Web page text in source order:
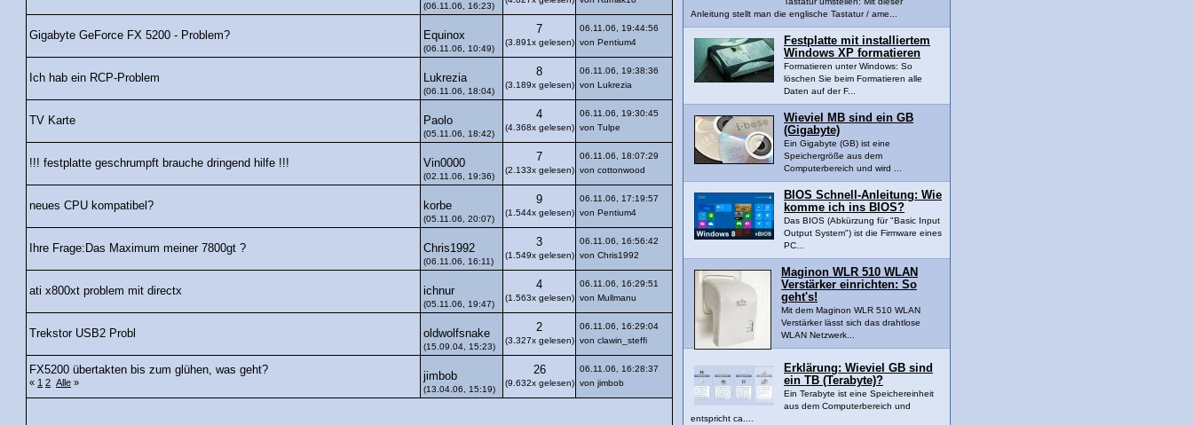
(06.11.06, 16:23)
Gigabyte GeForce FX 5200 - Problem? Equinox
(06.11.06, 10:49)
7
(3.891x gelesen)
06.11.06, 19:44:56
von Pentium4
Ich hab ein RCP-Problem Lukrezia
(06.11.06, 18:04)
8
(3.189x gelesen)
06.11.06, 19:38:36
von Lukrezia
TV Karte Paolo
(05.11.06, 18:42)
4
(4.368x gelesen)
06.11.06, 19:30:45
von Tulpe
!!! festplatte geschrumpft brauche dringend hilfe !!! Vin0000
(02.11.06, 19:36)
7
(2.133x gelesen)
06.11.06, 18:07:29
von cottonwood
neues CPU kompatibel? korbe
(05.11.06, 20:07)
9
(1.544x gelesen)
06.11.06, 17:19:57
von Pentium4
Ihre Frage:Das Maximum meiner 7800gt ? Chris1992
(06.11.06, 16:11)
3
(1.549x gelesen)
06.11.06, 16:56:42
von Chris1992
ati x800xt problem mit directx ichnur
(05.11.06, 19:47)
4
(1.563x gelesen)
06.11.06, 16:29:51
von Mullmanu
Trekstor USB2 Probl oldwolfsnake
(15.09.04, 15:23)
2
(3.327x gelesen)
06.11.06, 16:29:04
von clawin_steffi
FX5200 übertakten bis zum glühen, was geht?
« 1 2 Alle »
jimbob
(13.04.06, 15:19)
26
(9.632x gelesen)
06.11.06, 16:28:37
von jimbob
Anleitung stellt man die englische Tastatur / ame...
Festplatte mit installiertem
Windows XP formatieren
Formatieren unter Windows: So
löschen Sie beim Formatieren alle
Daten auf der F...
Wieviel MB sind ein GB
(Gigabyte)
Ein Gigabyte (GB) ist eine
Speichergröße aus dem
Computerbereich und wird ...
BIOS Schnell-Anleitung: Wie
komme ich ins BIOS?
Das BIOS (Abkürzung für "Basic Input
Output System") ist die Firmware eines
PC...
Maginon WLR 510 WLAN
Verstärker einrichten: So
geht's!
Mit dem Maginon WLR 510 WLAN
Verstärker lässt sich das drahtlose
WLAN Netzwerk...
Erklärung: Wieviel GB sind
ein TB (Terabyte)?
Ein Terabyte ist eine Speichereinheit
aus dem Computerbereich und
entspricht ca....